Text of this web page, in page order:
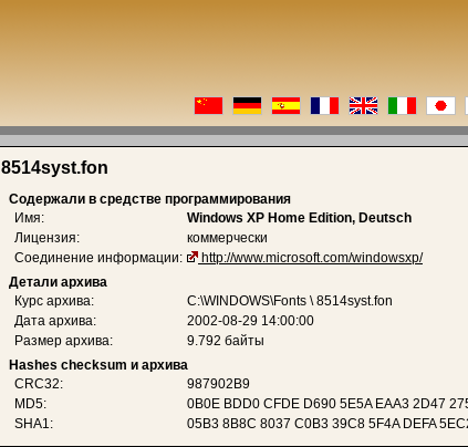
8514syst.fon
Содержали в средстве программирования
Имя:
Windows XP Home Edition, Deutsch
Лицензия:
коммерчески
Соединение информации:
http://www.microsoft.com/windowsxp/
Детали архива
Курс архива:
C:\WINDOWS\Fonts \ 8514syst.fon
Дата архива:
2002-08-29 14:00:00
Размер архива:
9.792 байты
Hashes checksum и архива
CRC32:
987902B9
MD5:
0B0E BDD0 CFDE D690 5E5A EAA3 2D47
SHA1:
05B3 8B8C 8037 C0B3 39C8 5F4A DEFA